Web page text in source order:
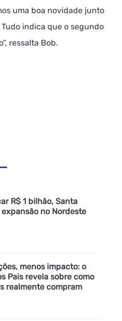
uma boa novidade junto
indica que o segundo
ressalta Bob.
R$ 1 bilhão, Santa
no Nordeste
menos impacto: o
Pais revela sobre como
realmente compram